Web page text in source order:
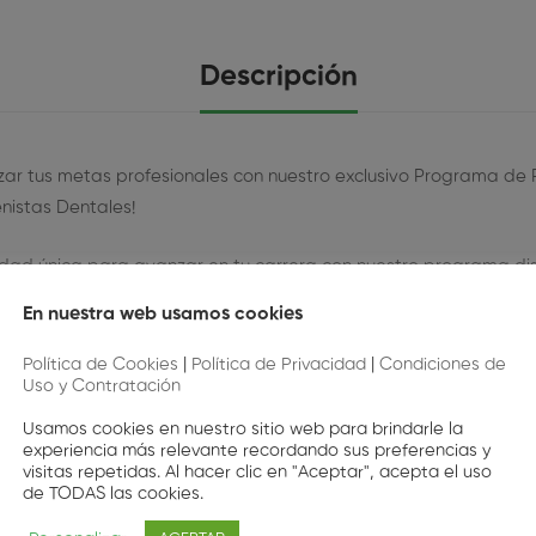
Descripción
tus metas profesionales con nuestro exclusivo Programa de
Dentales!
única para avanzar en tu carrera con nuestro programa
Profesional de Higienistas dentales de Galicia o de la
Dentales de España. Inicia tu camino hacia una plaza en
a formación especializada, colaboración con expertos
expertos en el sector.
En nuestra web usamos cookies
Política de Cookies Política de Privacidad
Condiciones de
Uso y Contratación
Usamos cookies en nuestro sitio web para brindarle la
experiencia más relevante recordando sus preferencias y
visitas repetidas. Al hacer clic en "Aceptar", acepta el uso
de TODAS las cookies.